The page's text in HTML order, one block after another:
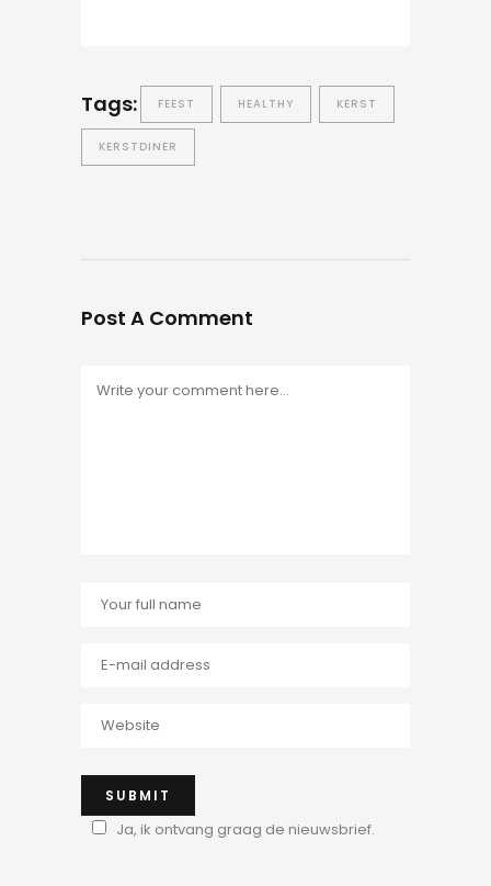
Tags: FEEST HEALTHY KERST
KERSTDINER
Post A Comment
Ja, ik ontvang graag de nieuwsbrief.